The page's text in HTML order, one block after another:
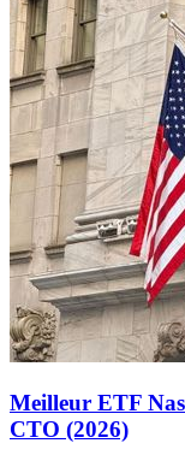
Meilleur ETF
CTO (2026)